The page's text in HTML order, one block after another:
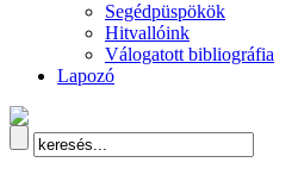
Segédpüspökök
Hitvallóink
Válogatott bibliográfia
Lapozó